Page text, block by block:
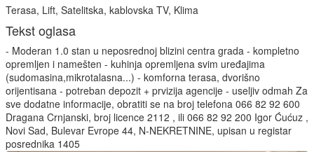
Terasa, Lift, Satelitska, kablovska TV, Klima
Tekst oglasa
- Moderan 1.0 stan u neposrednoj blizini centra grada - kompletno
opremljen i namešten - kuhinja opremljena svim uređajima
(sudomasina,mikrotalasna...) - komforna terasa, dvorišno
orijentisana - potreban depozit + prvizija agencije - useljiv odmah Za
sve dodatne informacije, obratiti se na broj telefona 066 82 92 600
Dragana Crnjanski, broj licence 2112 , ili 066 82 92 200 Igor Ćućuz ,
Novi Sad, Bulevar Evrope 44, N-NEKRETNINE, upisan u registar
posrednika 1405